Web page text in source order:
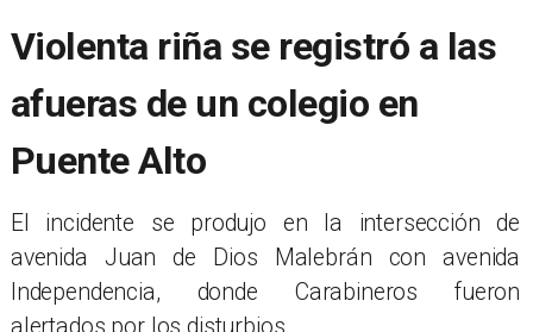
Violenta riña se registró a las
afueras de un colegio en
Puente Alto
​El incidente se produjo en la intersección de
avenida Juan de Dios Malebrán con avenida
Independencia, donde Carabineros fueron
alertados por los disturbios.